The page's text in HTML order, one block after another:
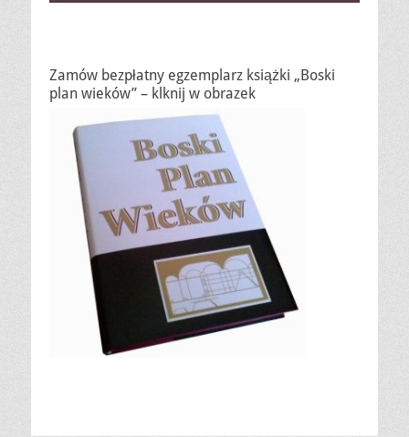
Zamów bezpłatny egzemplarz książki „Boski
plan wieków” – klknij w obrazek